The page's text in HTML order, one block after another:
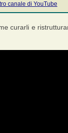
canale di YouTube
curarli e